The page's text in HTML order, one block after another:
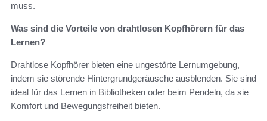
muss.
Was sind die Vorteile von drahtlosen Kopfhörern für das
Lernen?
Drahtlose Kopfhörer bieten eine ungestörte Lernumgebung,
indem sie störende Hintergrundgeräusche ausblenden. Sie sind
ideal für das Lernen in Bibliotheken oder beim Pendeln, da sie
Komfort und Bewegungsfreiheit bieten.